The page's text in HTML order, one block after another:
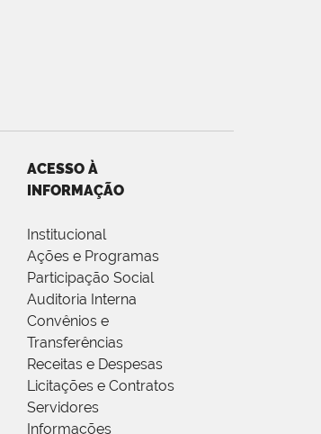
ACESSO À
INFORMAÇÃO
Institucional
Ações e Programas
Participação Social
Auditoria Interna
Convênios e
Transferências
Receitas e Despesas
Licitações e Contratos
Servidores
Informações